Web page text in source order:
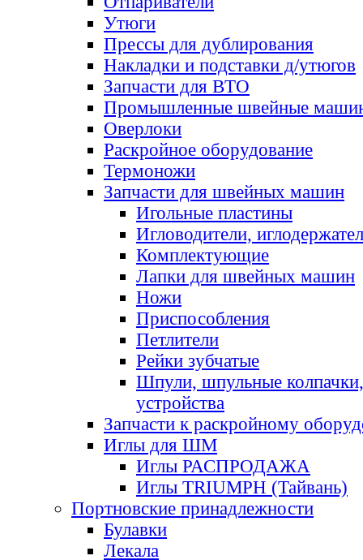
Утюги
Прессы для дублирования
Накладки и подставки д/утюгов
Запчасти для ВТО
Промышленные швейные
Оверлоки
Раскройное оборудование
Термоножи
Запчасти для швейных машин
Игольные пластины
Игловодители,
Комплектующие
Лапки для швейных машин
Ножи
Приспособления
Петлители
Рейки зубчатые
Шпули, шпульные
устройства
Запчасти к раскройному
Иглы для ШМ
Иглы РАСПРОДАЖА
Иглы TRIUMPH (Тайвань)
Портновские принадлежности
Булавки
Лекала